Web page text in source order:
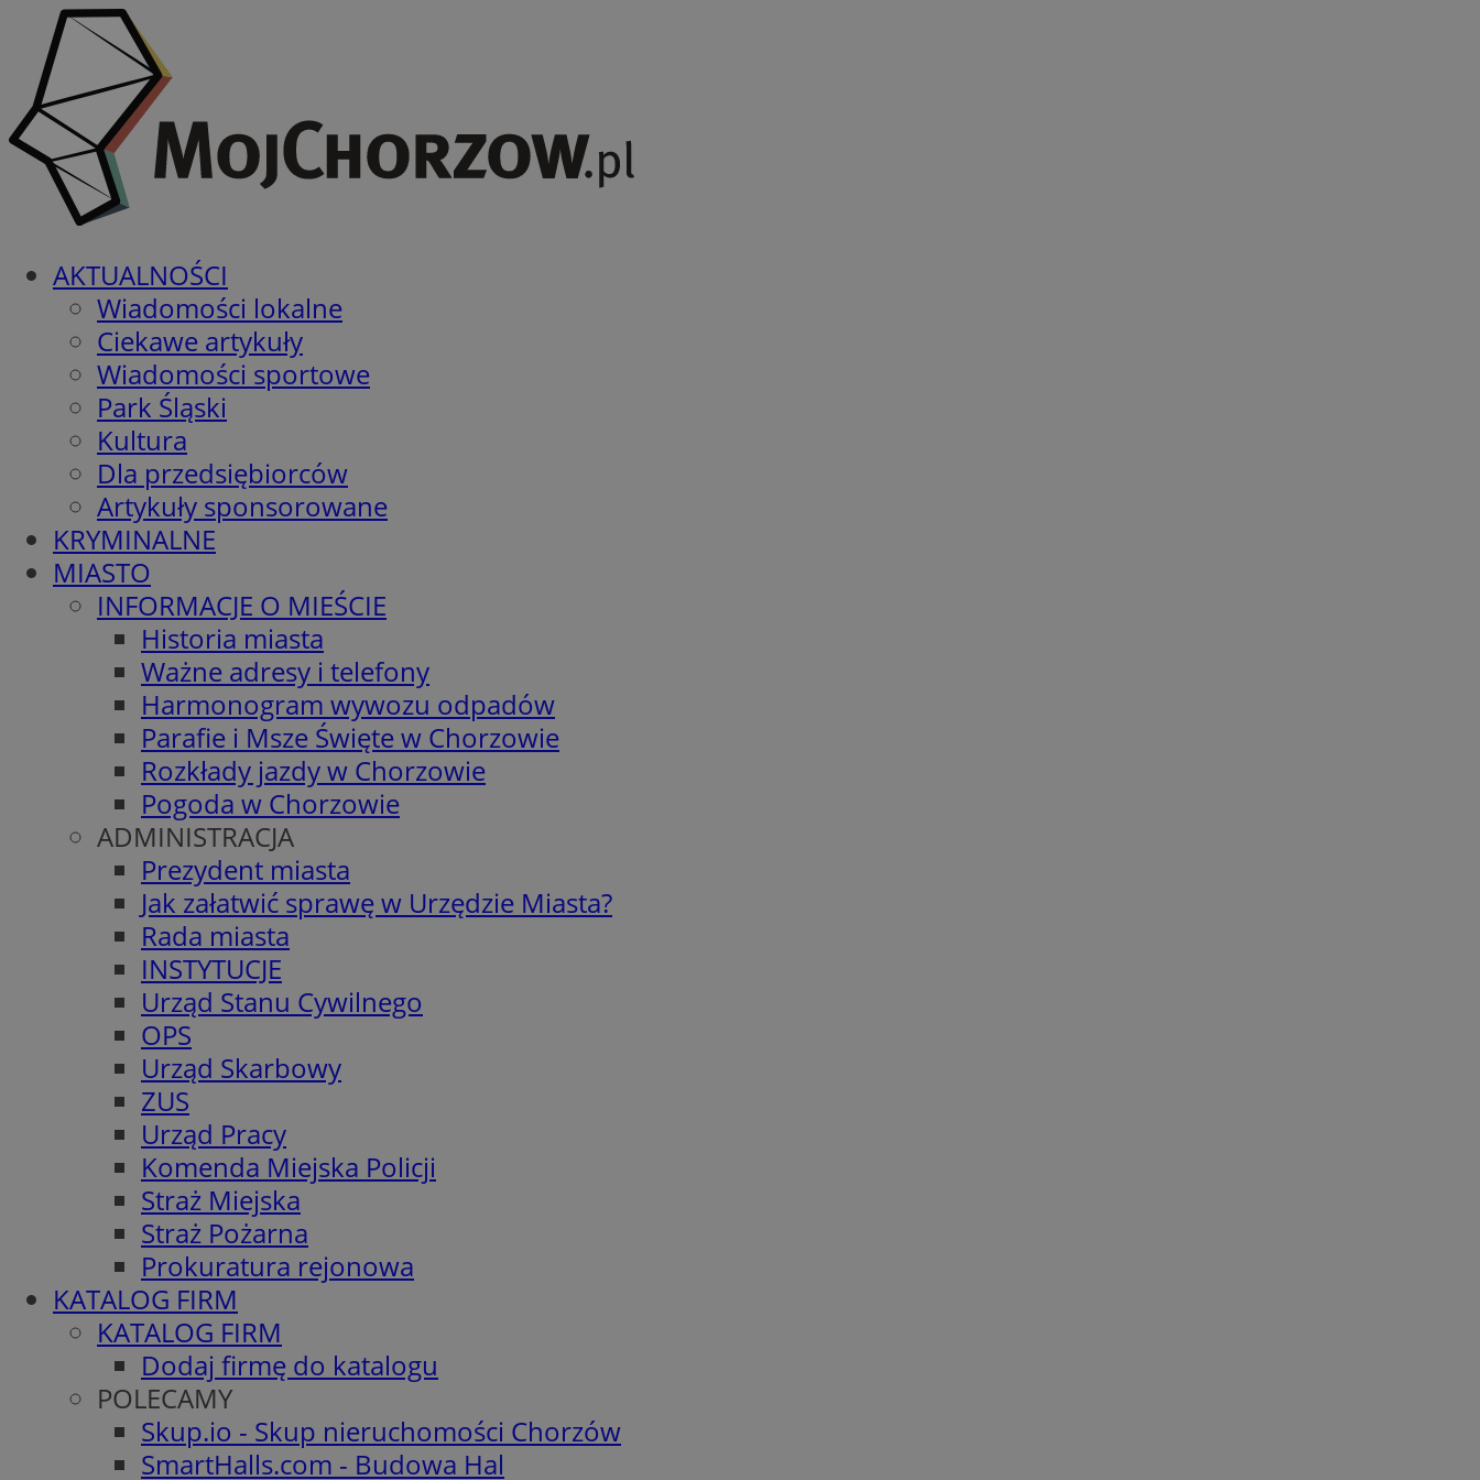
AKTUALNOŚCI
Wiadomości lokalne
Ciekawe artykuły
Wiadomości sportowe
Park Śląski
Kultura
Dla przedsiębiorców
Artykuły sponsorowane
KRYMINALNE
MIASTO
INFORMACJE O MIEŚCIE
Historia miasta
Ważne adresy i telefony
Harmonogram wywozu odpadów
Parafie i Msze Święte w Chorzowie
Rozkłady jazdy w Chorzowie
Pogoda w Chorzowie
ADMINISTRACJA
Prezydent miasta
Jak załatwić sprawę w Urzędzie Miasta?
Rada miasta
INSTYTUCJE
Urząd Stanu Cywilnego
OPS
Urząd Skarbowy
ZUS
Urząd Pracy
Komenda Miejska Policji
Straż Miejska
Straż Pożarna
Prokuratura rejonowa
KATALOG FIRM
KATALOG FIRM
Dodaj firmę do katalogu
POLECAMY
Skup.io - Skup nieruchomości Chorzów
SmartHalls.com - Budowa Hal